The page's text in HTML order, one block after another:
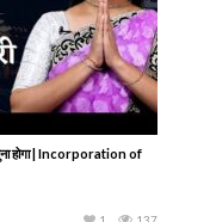
होगा | Incorporation of